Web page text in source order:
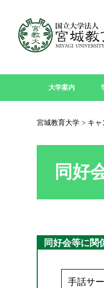
大学案内
宮城教育大学 > キャ
同好
同好会等に関
手話サ